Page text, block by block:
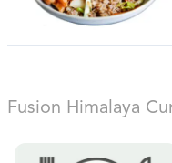
Fusion Himalaya